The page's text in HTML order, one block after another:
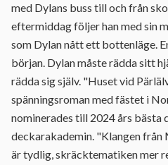
med Dylans buss till och från
eftermiddag följer han med sin
som Dylan nått ett bottenläge.
början. Dylan måste rädda sitt
rädda sig själv. "Huset vid
spänningsroman med fästet i
nominerades till 2024 års bästa
deckarakademin. "Klangen
är tydlig, skräcktematiken mer